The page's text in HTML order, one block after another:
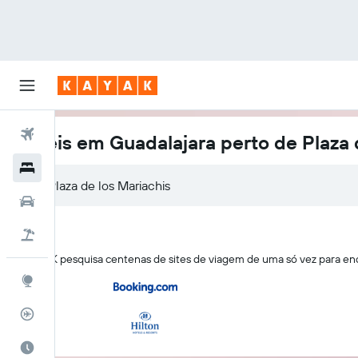
Voos
Rastreador de voos
Hotéis em Guadalajara perto de
O KAYAK pesquisa centenas de sites de viagem de uma só vez para